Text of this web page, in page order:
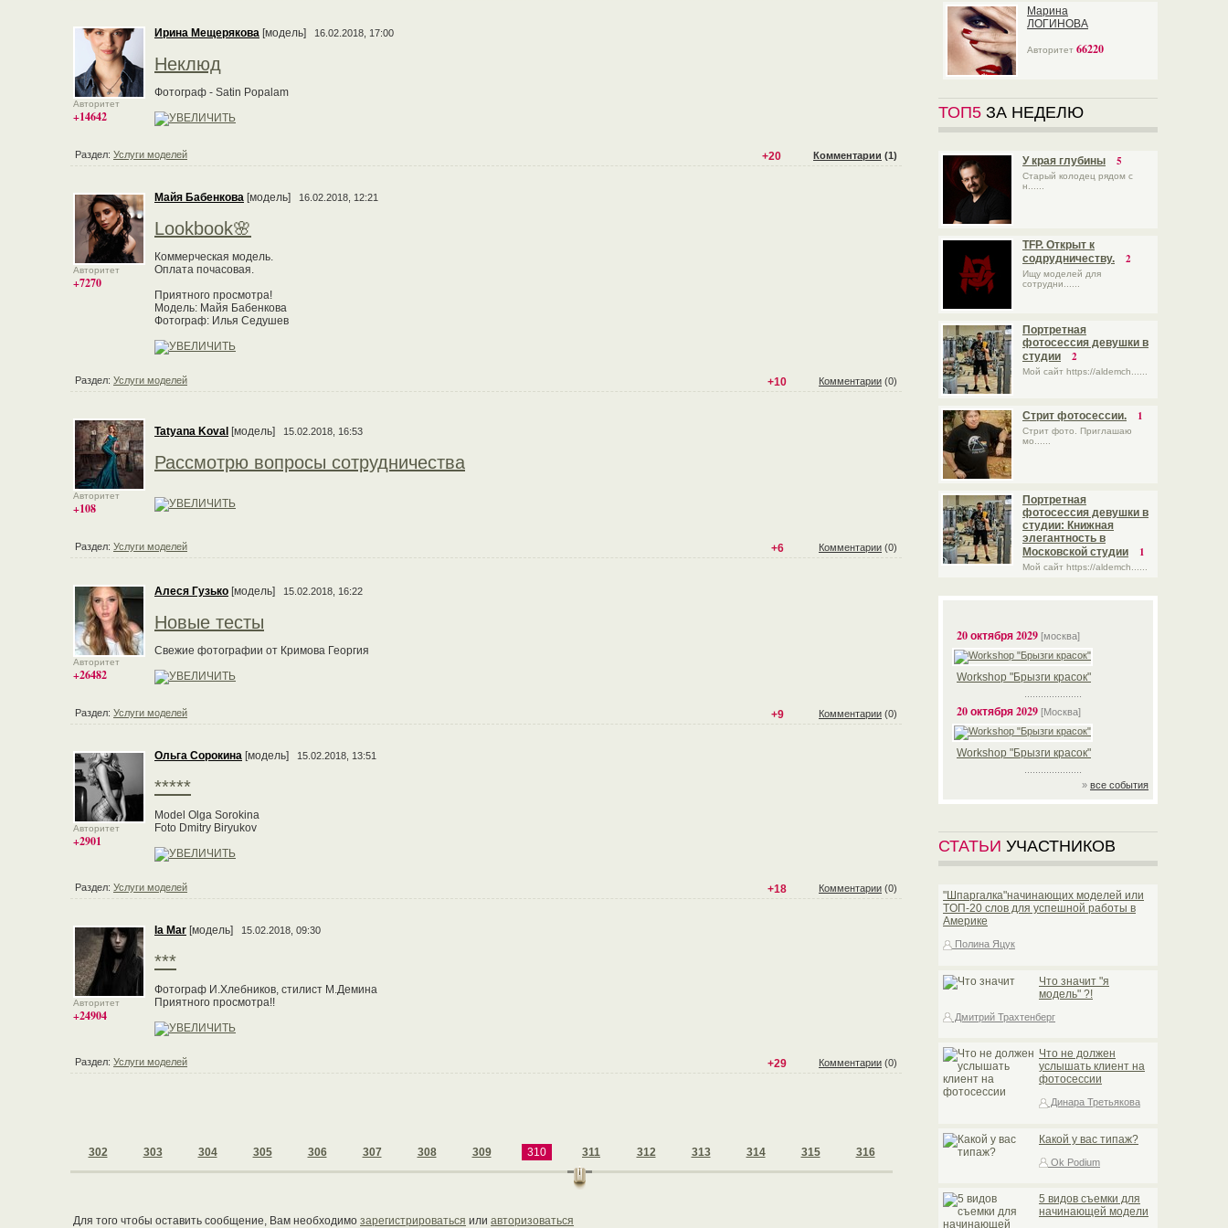
Авторитет
+14642
Ирина Мещерякова [модель] 16.02.2018, 17:00
Неклюд
Фотограф - Satin Popalam
+20 Комментарии (1)
Раздел: Услуги моделей
Авторитет
+7270
Майя Бабенкова [модель] 16.02.2018, 12:21
Lookbook🌸
Коммерческая модель.
Оплата почасовая.
Приятного просмотра!
Модель: Майя Бабенкова
Фотограф: Илья Седушев
+10 Комментарии (0)
Раздел: Услуги моделей
Авторитет
+108
Tatyana Koval [модель] 15.02.2018, 16:53
Рассмотрю вопросы сотрудничества
+6 Комментарии (0)
Раздел: Услуги моделей
Авторитет
+26482
Алеся Гузько [модель] 15.02.2018, 16:22
Новые тесты
Свежие фотографии от Кримова Георгия
+9 Комментарии (0)
Раздел: Услуги моделей
Авторитет
+2901
Ольга Сорокина [модель] 15.02.2018, 13:51
*****
Model Olga Sorokina
Foto Dmitry Biryukov
+18 Комментарии (0)
Раздел: Услуги моделей
Авторитет
+24904
Ia Mar [модель] 15.02.2018, 09:30
***
Фотограф И.Хлебников, стилист М.Демина
Приятного просмотра!!
+29 Комментарии (0)
Раздел: Услуги моделей
302 303 304 305 306 307 308 309 310 311 312 313 314 315 316
Для того чтобы оставить сообщение, Вам необходимо зарегистрироваться или авторизоваться
Марина
ЛОГИНОВА
Авторитет 66220
ТОП5 ЗА НЕДЕЛЮ
У края глубины 5
Старый колодец рядом с
н......
TFP. Открыт к
содрудничеству.
2
Ищу моделей для
сотрудни......
Портретная
фотосессия девушки в
студии
2
Мой сайт https://aldemch......
Стрит фотосессии. 1
Стрит фото. Приглашаю
мо......
Портретная
фотосессия девушки в
студии: Книжная
элегантность в
Московской студии
1
Мой сайт https://aldemch......
20 октября 2029 [москва]
Workshop "Брызги красок"
20 октября 2029 [Москва]
Workshop "Брызги красок"
» все события
СТАТЬИ УЧАСТНИКОВ
"Шпаргалка"начинающих моделей или
TOП-20 слов для успешной работы в
Америке
Полина Яцук
Что значит "я
модель" ?!
Дмитрий Трахтенберг
Что не должен
услышать клиент на
фотосессии
Динара Третьякова
Какой у вас типаж?
Ok Podium
5 видов съемки для
начинающей модели